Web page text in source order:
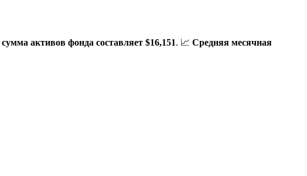
сумма активов фонда составляет $16,151. 📈 Средняя месячная